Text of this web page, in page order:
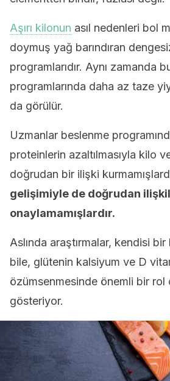
Aşırı kilonun asıl nedenleri bol
doymuş yağ barındıran
programlarıdır. Aynı zamanda
programlarında daha az taze
da görülür.
Uzmanlar beslenme
proteinlerin azaltılmasıyla kilo
doğrudan bir ilişki
gelişimiyle de doğrudan
onaylamamışlardır.
Aslında araştırmalar, kendisi
bile, glütenin kalsiyum ve D
özümsenmesinde önemli bir rol
gösteriyor.